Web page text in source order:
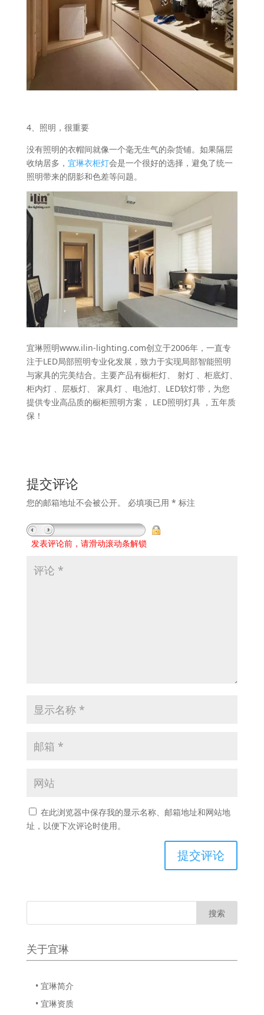
4、照明，很重要
没有照明的衣帽间就像一个毫无生气的杂货铺。如果隔层
收纳居多， 宜琳衣柜灯会是一个很好的选择，避免了统一
照明带来的阴影和色差等问题。
宜琳照明www.ilin-lighting.com创立于2006年，一直专
注于LED局部照明专业化发展，致力于实现局部智能照明
与家具的完美结合。主要产品有橱柜灯、 射灯 、柜底灯、
柜内灯 、层板灯、 家具灯 、电池灯、LED软灯带，为您
提供专业高品质的橱柜照明方案， LED照明灯具 ，五年质
保！
提交评论
您的邮箱地址不会被公开。 必填项已用 * 标注
发表评论前，请滑动滚动条解锁
在此浏览器中保存我的显示名称、邮箱地址和网站地
址，以便下次评论时使用。
关于宜琳
• 宜琳简介
• 宜琳资质